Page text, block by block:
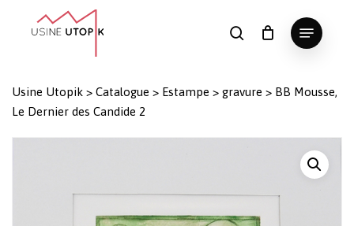
search
Menu
Panier Fermer
le
Usine Utopik > Catalogue > Estampe > gravure > BB Mousse,
Le Dernier des Candide 2
Close